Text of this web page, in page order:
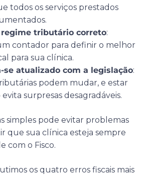
todos os serviços prestados
regime tributário correto:
contador para definir o melhor
para sua clínica.
se atualizado com a legislação:
podem mudar, e estar
surpresas desagradáveis.
simples pode evitar problemas
que sua clínica esteja sempre
com o Fisco.
os quatro erros fiscais mais